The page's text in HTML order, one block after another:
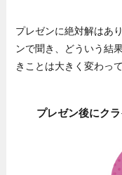
プレゼンに絶対解はあ
ンで聞き、どういう結
きことは大きく変わっ
プレゼン後にク